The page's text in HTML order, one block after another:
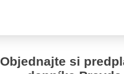
Objednajte si